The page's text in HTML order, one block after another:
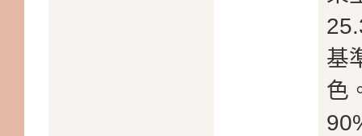
基
色